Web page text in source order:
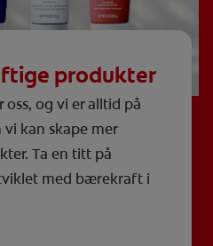
produkter
og vi er alltid på
kan skape mer
Ta en titt på
med bærekraft i